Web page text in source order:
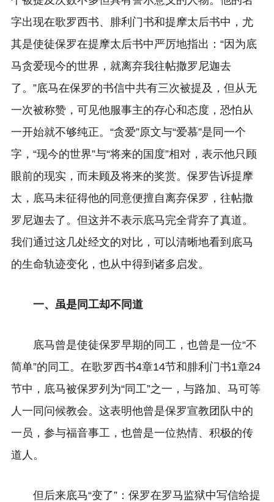
字出现在歌罗西书、腓利门书和提摩太后书中，尤
其是使徒保罗在提摩太后书中严厉地指出：“因为底
马贪爱现今的世界，就离弃我往帖撒罗尼迦去
了。”底马在保罗的书信中共有三次被提及，但从无
一次被称赞，可见他服事主的存心和态度，恐怕从
一开始就不够纯正。“贪爱”原文与“爱慕”是同一个
字，“现今的世界”与“将来的国度”相对，表示他只顾
眼前的现实，而未顾及将来的奖赏。保罗告诉提摩
太，底马未征得他的同意便擅自离弃保罗，往帖撒
罗尼迦去了。但这并不表示底马完全背弃了真道。
我们通过这几处经文的对比，可以清晰地看到底马
的生命轨迹变化，也从中得到诸多启发。
一、虽是同工却不同道
底马曾是使徒保罗早期的同工，也曾是一位“不
简单”的同工。在歌罗西书4章14节和腓利门书1章24
节中，底马被保罗列为“同工”之一，与路加、马可等
人一同问候教会。这表明他曾是保罗宣教团队中的
一员，参与福音事工，也曾是一位热情、积极的传
道人。
但后来底马“变了”：保罗在罗马监狱中写信给提